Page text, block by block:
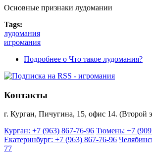
Основные признаки лудомании
Tags:
лудомания
игромания
Подробнее о Что такое лудомания?
Контакты
г. Курган, Пичугина, 15, офис 14. (Второй
Курган: +7 (963) 867-76-96 Тюмень: +7
Екатеринбург: +7 (963) 867-76-96
77